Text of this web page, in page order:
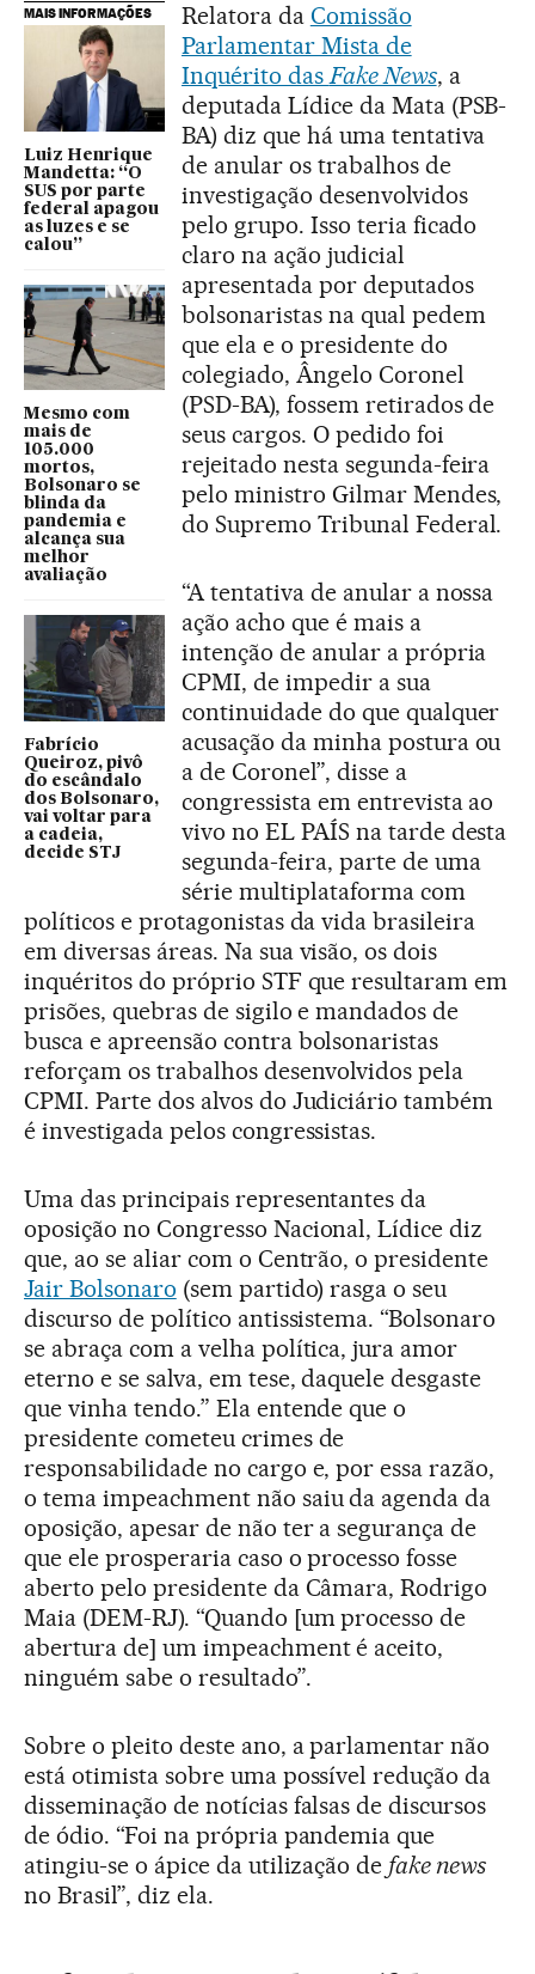
MAIS INFORMAÇÕES
Luiz Henrique
Mandetta: “O
SUS por parte
federal apagou
as luzes e se
calou”
Mesmo com
mais de
105.000
mortos,
Bolsonaro se
blinda da
pandemia e
alcança sua
melhor
avaliação
Fabrício
Queiroz, pivô
do escândalo
dos Bolsonaro,
vai voltar para
a cadeia,
decide STJ
Relatora da Comissão
Parlamentar Mista de
Inquérito dasFake News, a
deputada Lídice da Mata (PSB-
BA) diz que há uma tentativa
de anular os trabalhos de
investigação desenvolvidos
pelo grupo. Isso teria ficado
claro na ação judicial
apresentada por deputados
bolsonaristas na qual pedem
que ela e o presidente do
colegiado, Ângelo Coronel
(PSD-BA), fossem retirados de
seus cargos. O pedido foi
rejeitado nesta segunda-feira
pelo ministro Gilmar Mendes,
do Supremo Tribunal Federal.
“A tentativa de anular a nossa
ação acho que é mais a
intenção de anular a própria
CPMI, de impedir a sua
continuidade do que qualquer
acusação da minha postura ou
a de Coronel”, disse a
congressista em entrevista ao
vivo no EL PAÍS na tarde desta
segunda-feira, parte de uma
série multiplataforma com
políticos e protagonistas da vida brasileira
em diversas áreas. Na sua visão, os dois
inquéritos do próprio STF que resultaram em
prisões, quebras de sigilo e mandados de
busca e apreensão contra bolsonaristas
reforçam os trabalhos desenvolvidos pela
CPMI. Parte dos alvos do Judiciário também
é investigada pelos congressistas.
Uma das principais representantes da
oposição no Congresso Nacional, Lídice diz
que, ao se aliar com o Centrão, o presidente
Jair Bolsonaro (sem partido) rasga o seu
discurso de político antissistema. “Bolsonaro
se abraça com a velha política, jura amor
eterno e se salva, em tese, daquele desgaste
que vinha tendo.” Ela entende que o
presidente cometeu crimes de
responsabilidade no cargo e, por essa razão,
o tema impeachment não saiu da agenda da
oposição, apesar de não ter a segurança de
que ele prosperaria caso o processo fosse
aberto pelo presidente da Câmara, Rodrigo
Maia (DEM-RJ). “Quando [um processo de
abertura de] um impeachment é aceito,
ninguém sabe o resultado”.
Sobre o pleito deste ano, a parlamentar não
está otimista sobre uma possível redução da
disseminação de notícias falsas de discursos
de ódio. “Foi na própria pandemia que
atingiu-se o ápice da utilização de fake news
no Brasil”, diz ela.